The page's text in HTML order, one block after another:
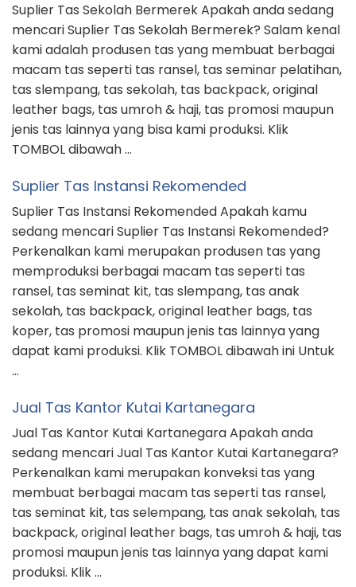
Suplier Tas Sekolah Bermerek Apakah anda sedang
mencari Suplier Tas Sekolah Bermerek? Salam kenal
kami adalah produsen tas yang membuat berbagai
macam tas seperti tas ransel, tas seminar pelatihan,
tas slempang, tas sekolah, tas backpack, original
leather bags, tas umroh & haji, tas promosi maupun
jenis tas lainnya yang bisa kami produksi. Klik
TOMBOL dibawah …
Suplier Tas Instansi Rekomended
Suplier Tas Instansi Rekomended Apakah kamu
sedang mencari Suplier Tas Instansi Rekomended?
Perkenalkan kami merupakan produsen tas yang
memproduksi berbagai macam tas seperti tas
ransel, tas seminat kit, tas slempang, tas anak
sekolah, tas backpack, original leather bags, tas
koper, tas promosi maupun jenis tas lainnya yang
dapat kami produksi. Klik TOMBOL dibawah ini Untuk
…
Jual Tas Kantor Kutai Kartanegara
Jual Tas Kantor Kutai Kartanegara Apakah anda
sedang mencari Jual Tas Kantor Kutai Kartanegara?
Perkenalkan kami merupakan konveksi tas yang
membuat berbagai macam tas seperti tas ransel,
tas seminat kit, tas selempang, tas anak sekolah, tas
backpack, original leather bags, tas umroh & haji, tas
promosi maupun jenis tas lainnya yang dapat kami
produksi. Klik …